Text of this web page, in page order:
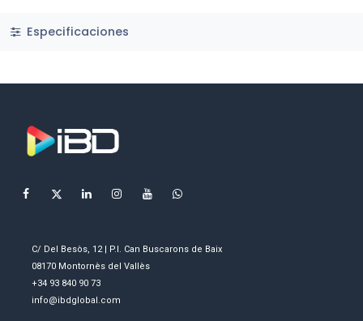
Especificaciones
C/ Del Besòs, 12 | P.I. Can Buscarons de Baix
08170 Montornès del Vallès
+34 93 840 90 73
info@ibdglobal.com